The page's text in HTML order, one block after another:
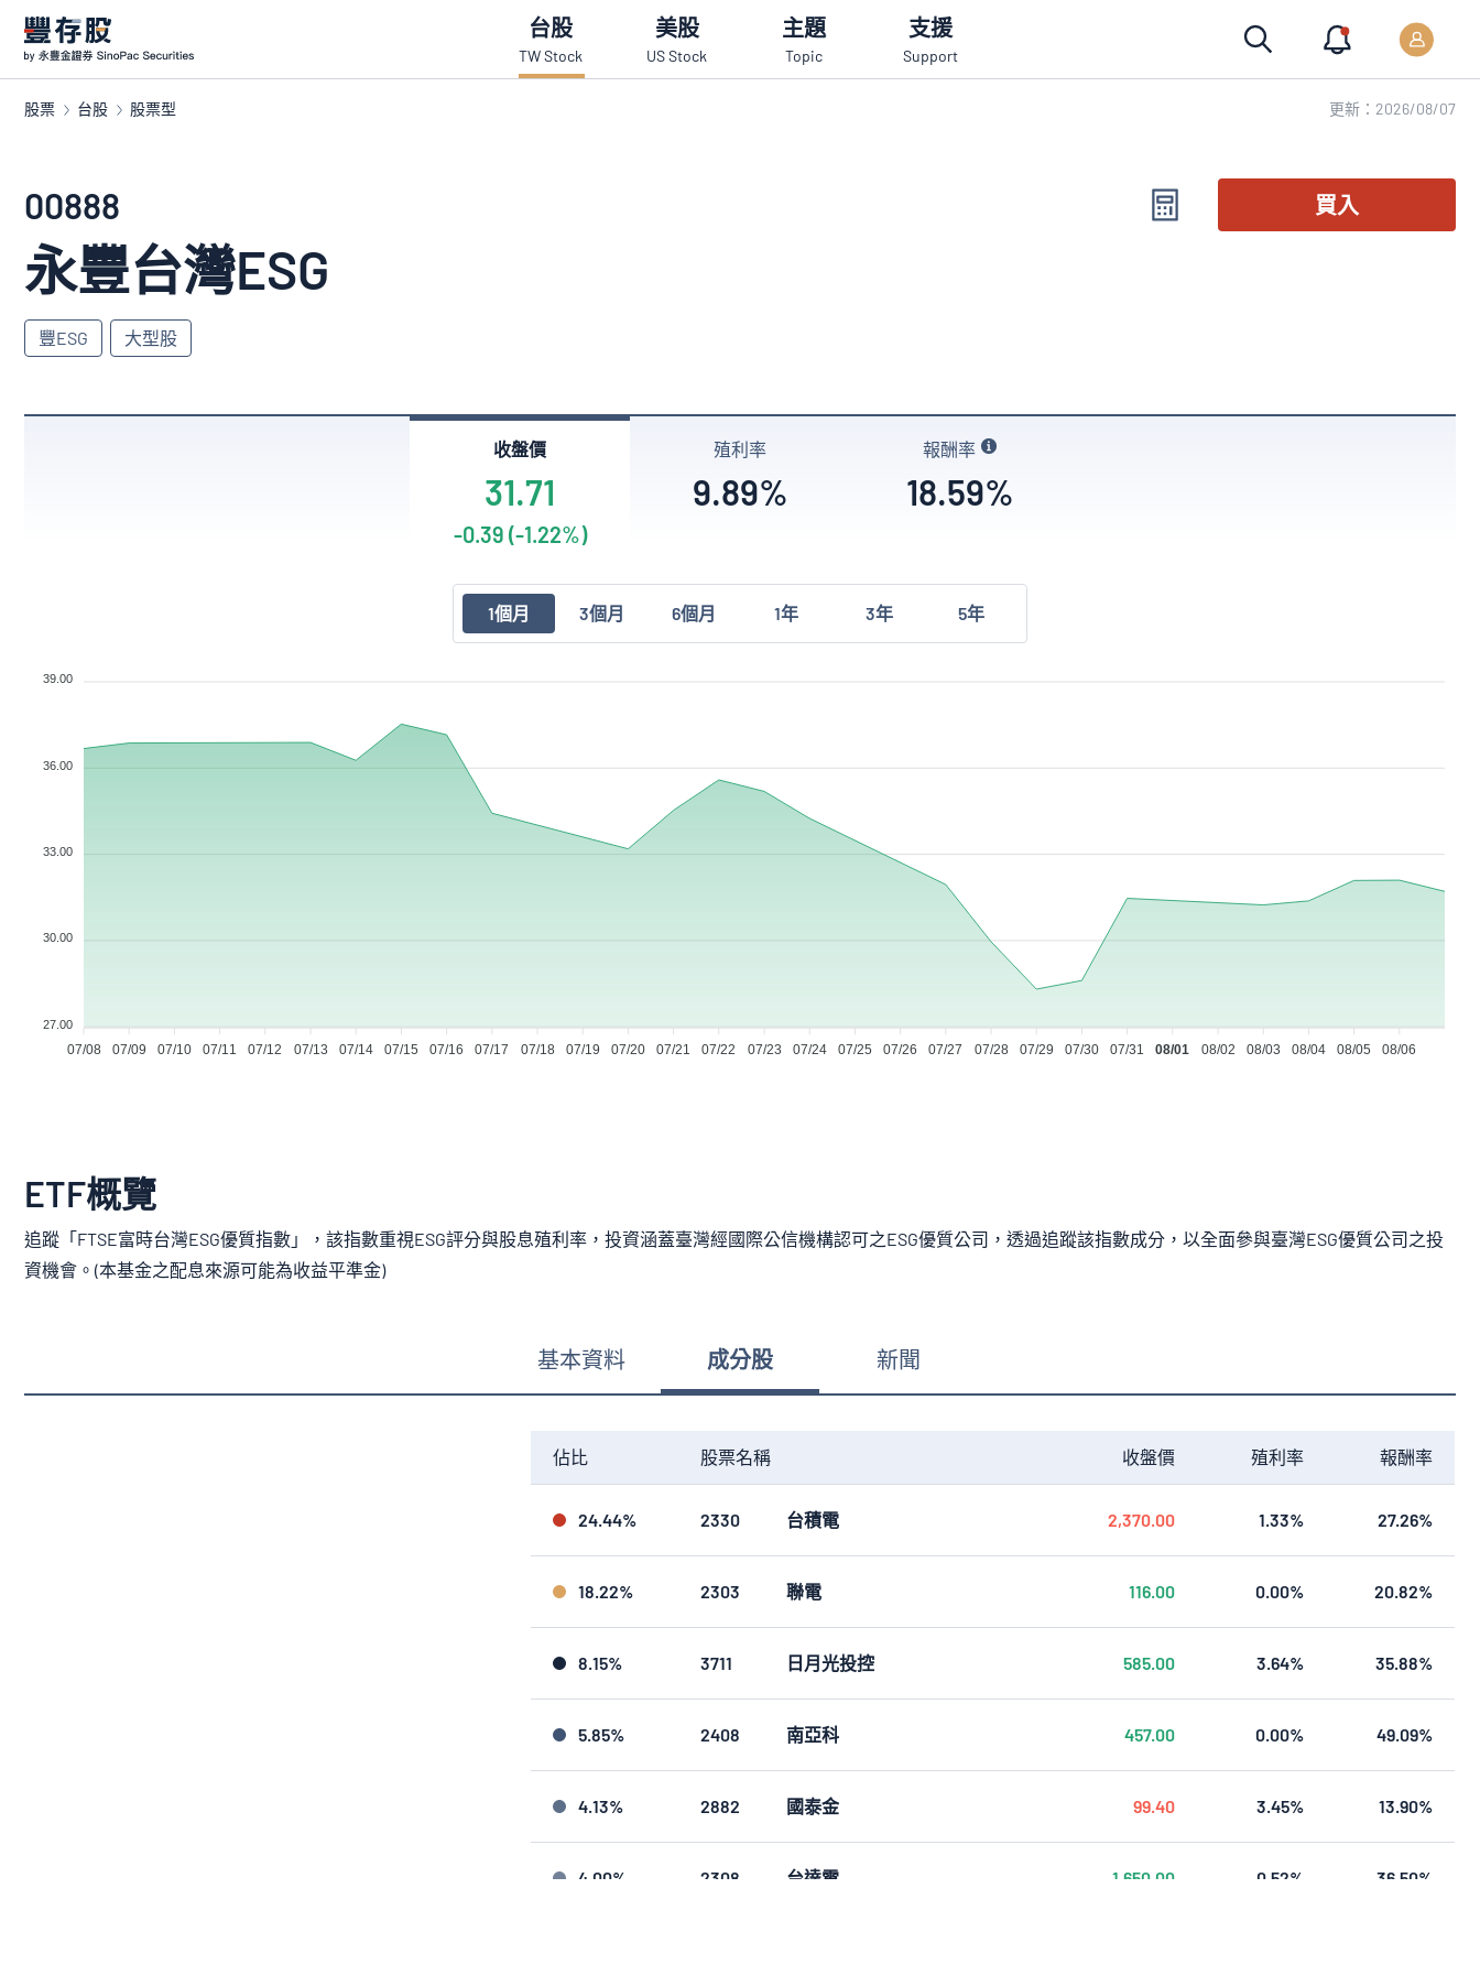
台股
TW Stock
美股
US Stock
主題
Topic
支援
Support
股票 台股 股票型 更新：2026/08/07
00888
永豐台灣ESG
豐ESG 大型股
買入
收盤價
31.71
-0.39 (-1.22%)
殖利率
9.89%
報酬率
18.59%
1個月 3個月 6個月 1年 3年 5年
07/08 07/09 07/10 07/11 07/12 07/13 07/14 07/15 07/16 07/17 07/18 07/19 07/20 07/21 07/22 07/23 07/24 07/25 07/26 07/27 07/28 07/29 07/30 07/31 08/01 08/02 08/03 08/04 08/05 08/06
39.00
36.00
33.00
30.00
27.00
ETF概覽
追蹤「FTSE富時台灣ESG優質指數」，該指數重視ESG評分與股息殖利率，投資涵蓋臺灣經國際公信機構認可之ESG優質公司，透過追蹤該指數成分，以全面參與臺灣ESG優質公司之投
資機會。(本基金之配息來源可能為收益平準金)
基本資料 成分股 新聞
佔比 股票名稱 收盤價 殖利率 報酬率
24.44% 2330 台積電 2,370.00 1.33% 27.26%
18.22% 2303 聯電 116.00 0.00% 20.82%
8.15% 3711 日月光投控 585.00 3.64% 35.88%
5.85% 2408 南亞科 457.00 0.00% 49.09%
4.13% 2882 國泰金 99.40 3.45% 13.90%
4.00% 2308 台達電 1,650.00 0.52% 36.50%